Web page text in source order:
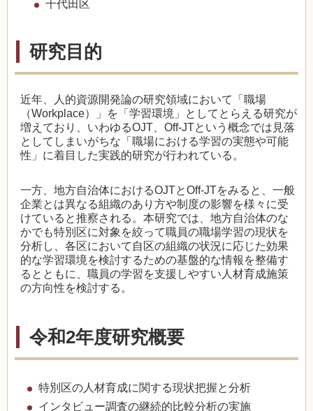
千代田区
研究目的
近年、人的資源開発論の研究領域において「職場
（Workplace）」を「学習環境」としてとらえる研究が
増えており、いわゆるOJT Off-JTという概念では見落
としてしまいがちな「職場における学習の実態や可能
性」に着目した実践的研究が行われている。
一方、地方自治体におけるOJTとOff-JTをみると、一般
企業とは異なる組織のあり方や制度の影響を様々に受
けていると推察される。本研究では、地方自治体のな
かでも特別区に対象を絞って職員の職場学習の現状を
分析し、各区において自区の組織の状況に応じた効果
的な学習環境を検討するための基盤的な情報を整備す
るとともに、職員の学習を支援しやすい人材育成施策
の方向性を検討する。
令和2年度研究概要
特別区の人材育成に関する現状把握と分析
インタビュー調査の継続的比較分析の実施